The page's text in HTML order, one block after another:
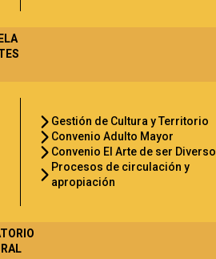
Gestión de Cultura y Territorio
Convenio Adulto Mayor
Convenio El Arte de ser Diverso
Procesos de circulación y
apropiación